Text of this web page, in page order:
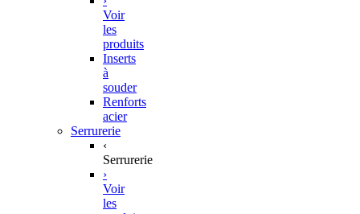
Voir
les
produits
Inserts
à
souder
Renforts
acier
Serrurerie
‹
Serrurerie
›
Voir
les